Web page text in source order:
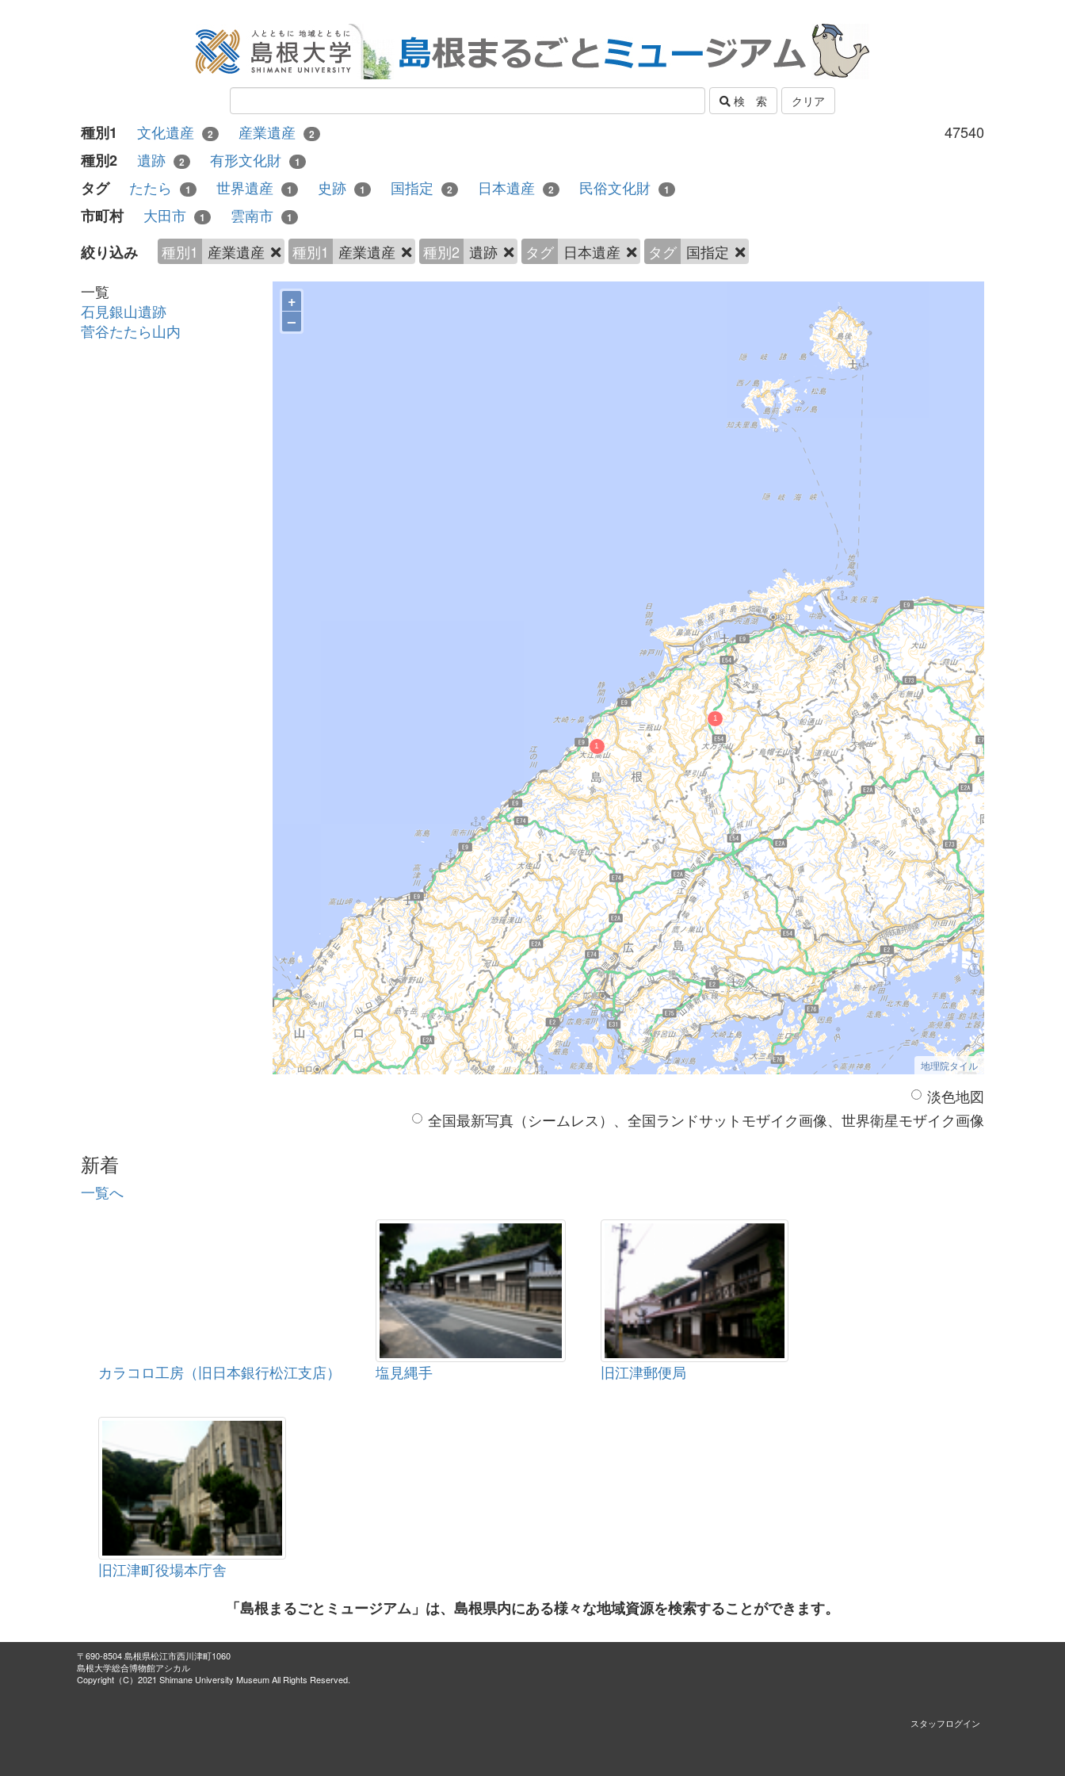
検 索 クリア
47540
種別1 文化遺産 2 産業遺産 2
種別2 遺跡 2 有形文化財 1
タグ たたら 1 世界遺産 1 史跡 1 国指定 2 日本遺産 2 民俗文化財 1
市町村 大田市 1 雲南市 1
絞り込み 種別1 産業遺産 種別1 産業遺産 種別2 遺跡 タグ 日本遺産 タグ 国指定
一覧
石見銀山遺跡
菅谷たたら山内
+
–
地理院タイル
淡色地図
全国最新写真（シームレス）、全国ランドサットモザイク画像、世界衛星モザイク画像
新着
一覧へ
カラコロ工房（旧日本銀行松江支店） 塩見縄手 旧江津郵便局
旧江津町役場本庁舎
「島根まるごとミュージアム」は、島根県内にある様々な地域資源を検索することができます。
〒690-8504 島根県松江市西川津町1060
島根大学総合博物館アシカル
Copyright（C）2021 Shimane University Museum All Rights Reserved.
スタッフログイン